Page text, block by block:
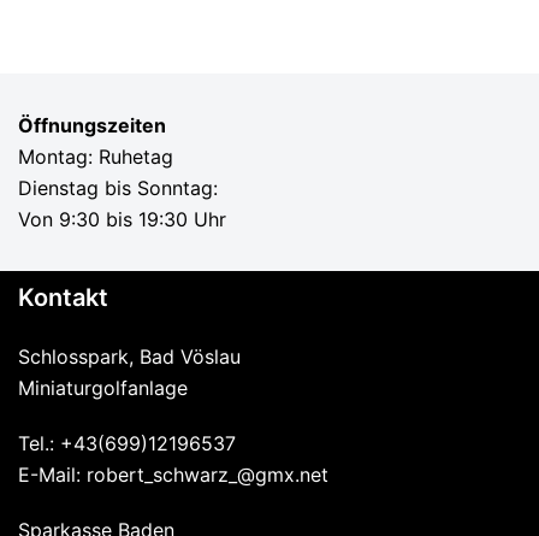
Öffnungszeiten
Montag: Ruhetag
Dienstag bis Sonntag:
Von 9:30 bis 19:30 Uhr
Kontakt
Schlosspark, Bad Vöslau
Miniaturgolfanlage
Tel.: +43(699)12196537
E-Mail: robert_schwarz_@gmx.net
Sparkasse Baden